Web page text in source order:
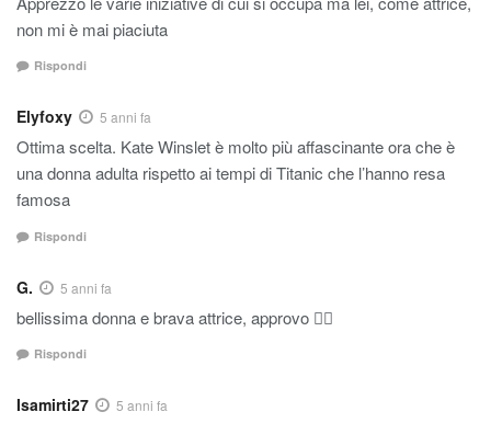
non mi è mai piaciuta
Rispondi
Elyfoxy 5 anni fa
Ottima scelta. Kate Winslet è molto più affascinante ora che è
una donna adulta rispetto ai tempi di Titanic che l’hanno resa
famosa
Rispondi
G. 5 anni fa
bellissima donna e brava attrice, approvo 👍🏼
Rispondi
Isamirti27 5 anni fa